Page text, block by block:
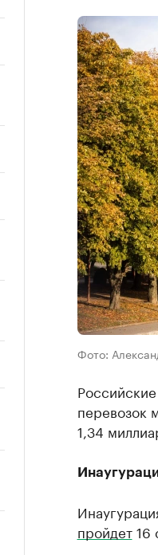
Фото:
перевозок
1,34
пройдет16